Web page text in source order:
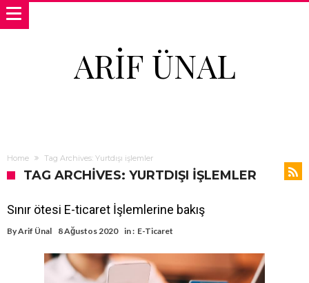
ARIF ÜNAL
Home Tag Archives: Yurtdışı işlemler
TAG ARCHIVES: YURTDIŞI IŞLEMLER
Sınır ötesi E-ticaret İşlemlerine bakış
ByArif Ünal 8 Ağustos 2020 in : E-Ticaret